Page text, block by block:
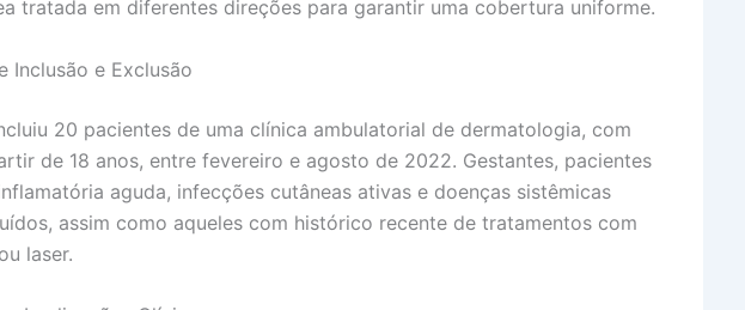
tratada em diferentes direções para garantir uma cobertura uniforme.
Inclusão e Exclusão
20 pacientes de uma clínica ambulatorial de dermatologia, com
de 18 anos, entre fevereiro e agosto de 2022. Gestantes, pacientes
aguda, infecções cutâneas ativas e doenças sistêmicas
assim como aqueles com histórico recente de tratamentos com
laser.